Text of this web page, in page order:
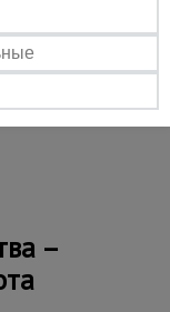
для
–